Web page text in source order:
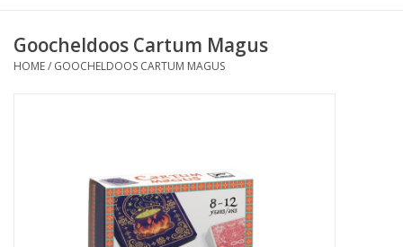
spellen
Goocheldoos Cartum Magus
HOME/ GOOCHELDOOS CARTUM MAGUS